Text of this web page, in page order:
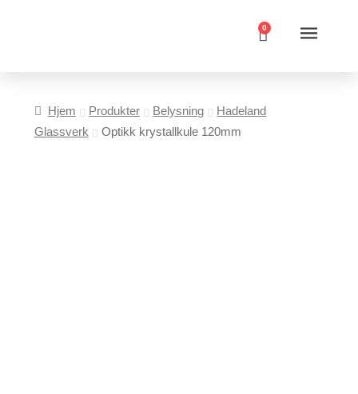
0
Hjem Produkter Belysning
Hadeland
Glassverk
Optikk krystallkule 120mm